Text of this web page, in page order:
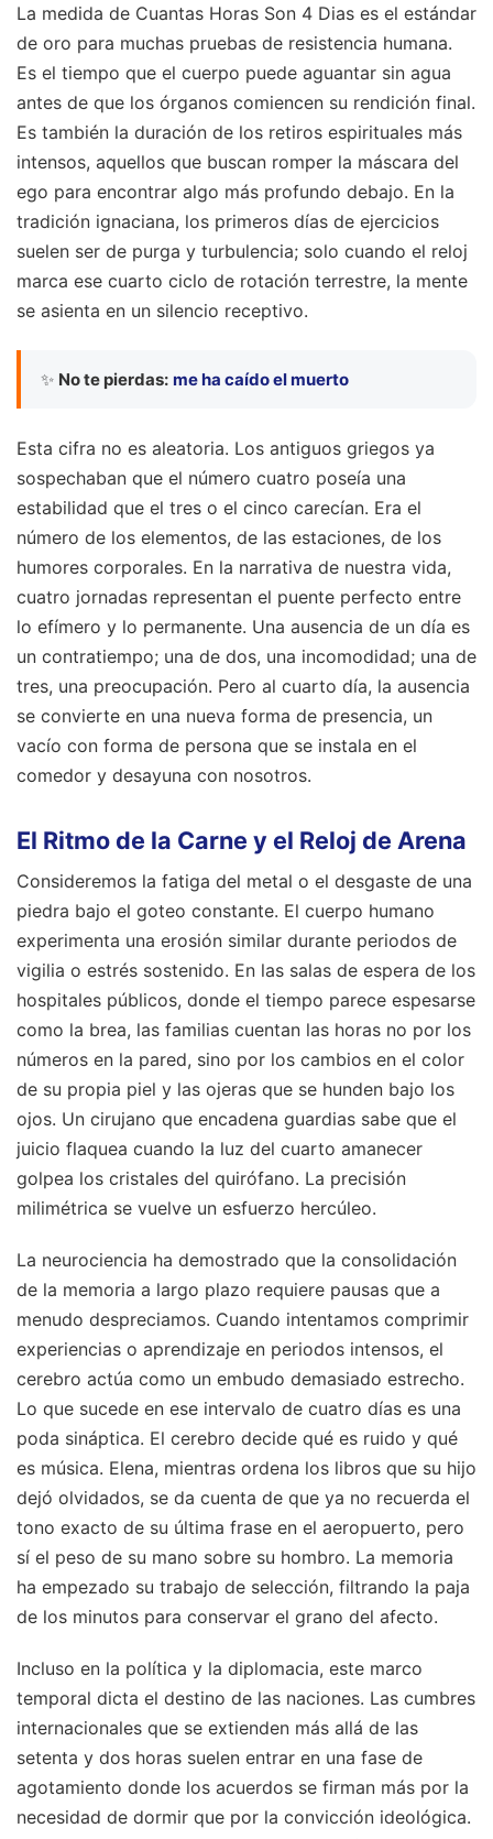
La medida de Cuantas Horas Son 4 Dias es el estándar
de oro para muchas pruebas de resistencia humana.
Es el tiempo que el cuerpo puede aguantar sin agua
antes de que los órganos comiencen su rendición final.
Es también la duración de los retiros espirituales más
intensos, aquellos que buscan romper la máscara del
ego para encontrar algo más profundo debajo. En la
tradición ignaciana, los primeros días de ejercicios
suelen ser de purga y turbulencia; solo cuando el reloj
marca ese cuarto ciclo de rotación terrestre, la mente
se asienta en un silencio receptivo.
✨ No te pierdas: me ha caído el muerto
Esta cifra no es aleatoria. Los antiguos griegos ya
sospechaban que el número cuatro poseía una
estabilidad que el tres o el cinco carecían. Era el
número de los elementos, de las estaciones, de los
humores corporales. En la narrativa de nuestra vida,
cuatro jornadas representan el puente perfecto entre
lo efímero y lo permanente. Una ausencia de un día es
un contratiempo; una de dos, una incomodidad; una de
tres, una preocupación. Pero al cuarto día, la ausencia
se convierte en una nueva forma de presencia, un
vacío con forma de persona que se instala en el
comedor y desayuna con nosotros.
El Ritmo de la Carne y el Reloj de Arena
Consideremos la fatiga del metal o el desgaste de una
piedra bajo el goteo constante. El cuerpo humano
experimenta una erosión similar durante periodos de
vigilia o estrés sostenido. En las salas de espera de los
hospitales públicos, donde el tiempo parece espesarse
como la brea, las familias cuentan las horas no por los
números en la pared, sino por los cambios en el color
de su propia piel y las ojeras que se hunden bajo los
ojos. Un cirujano que encadena guardias sabe que el
juicio flaquea cuando la luz del cuarto amanecer
golpea los cristales del quirófano. La precisión
milimétrica se vuelve un esfuerzo hercúleo.
La neurociencia ha demostrado que la consolidación
de la memoria a largo plazo requiere pausas que a
menudo despreciamos. Cuando intentamos comprimir
experiencias o aprendizaje en periodos intensos, el
cerebro actúa como un embudo demasiado estrecho.
Lo que sucede en ese intervalo de cuatro días es una
poda sináptica. El cerebro decide qué es ruido y qué
es música. Elena, mientras ordena los libros que su hijo
dejó olvidados, se da cuenta de que ya no recuerda el
tono exacto de su última frase en el aeropuerto, pero
sí el peso de su mano sobre su hombro. La memoria
ha empezado su trabajo de selección, filtrando la paja
de los minutos para conservar el grano del afecto.
Incluso en la política y la diplomacia, este marco
temporal dicta el destino de las naciones. Las cumbres
internacionales que se extienden más allá de las
setenta y dos horas suelen entrar en una fase de
agotamiento donde los acuerdos se firman más por la
necesidad de dormir que por la convicción ideológica.